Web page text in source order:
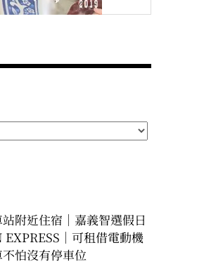
附近住宿｜嘉義智選假日
｜可租借電動機
怕沒有停車位